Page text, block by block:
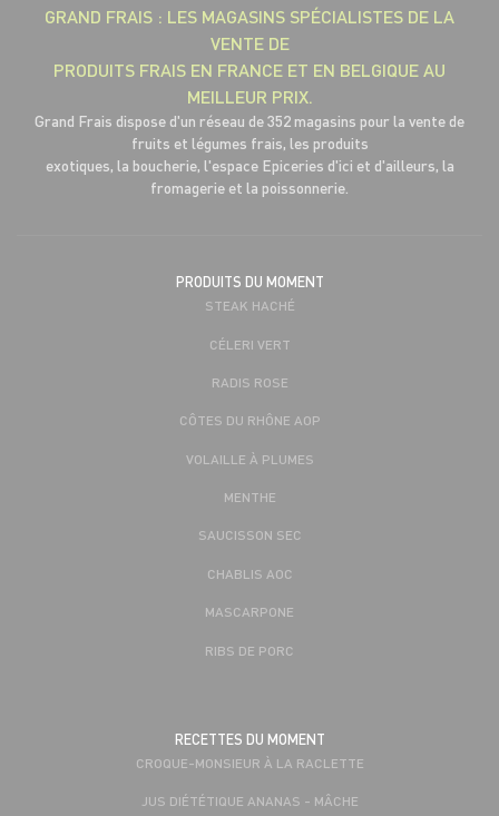
GRAND FRAIS : LES MAGASINS SPÉCIALISTES DE LA
VENTE DE
PRODUITS FRAIS EN FRANCE ET EN BELGIQUE AU
MEILLEUR PRIX.
Grand Frais dispose d'un réseau de 352 magasins pour la vente de
fruits et légumes frais, les produits
exotiques, la boucherie, l'espace Epiceries d'ici et d'ailleurs, la
fromagerie et la poissonnerie.
PRODUITS DU MOMENT
STEAK HACHÉ
CÉLERI VERT
RADIS ROSE
CÔTES DU RHÔNE AOP
VOLAILLE À PLUMES
MENTHE
SAUCISSON SEC
CHABLIS AOC
MASCARPONE
RIBS DE PORC
RECETTES DU MOMENT
CROQUE-MONSIEUR À LA RACLETTE
JUS DIÉTÉTIQUE ANANAS - MÂCHE